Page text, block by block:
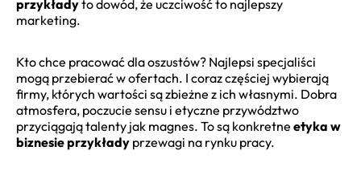
przykładyto dowód, że uczciwość to najlepszy
marketing.
Kto chce pracować dla oszustów? Najlepsi specjaliści
mogą przebierać w ofertach. I coraz częściej wybierają
firmy, których wartości są zbieżne z ich własnymi. Dobra
atmosfera, poczucie sensu i etyczne przywództwo
przyciągają talenty jak magnes. To są konkretne etyka w
biznesie przykłady przewagi na rynku pracy.